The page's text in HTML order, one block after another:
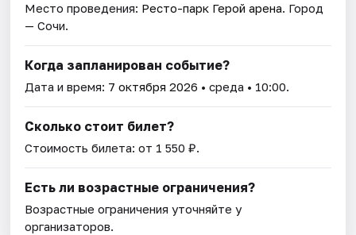
Место проведения: Ресто-парк Герой арена. Город
— Сочи.
Когда запланирован событие?
Дата и время: 7 октября 2026 • среда • 10:00.
Сколько стоит билет?
Стоимость билета: от 1 550 ₽.
Есть ли возрастные ограничения?
Возрастные ограничения уточняйте у
организаторов.